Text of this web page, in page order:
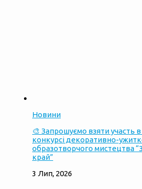
Новини
🎨 Запрошуємо взяти участь
конкурсі декоративно-
образотворчого мистецтва
край”
3 Лип, 2026